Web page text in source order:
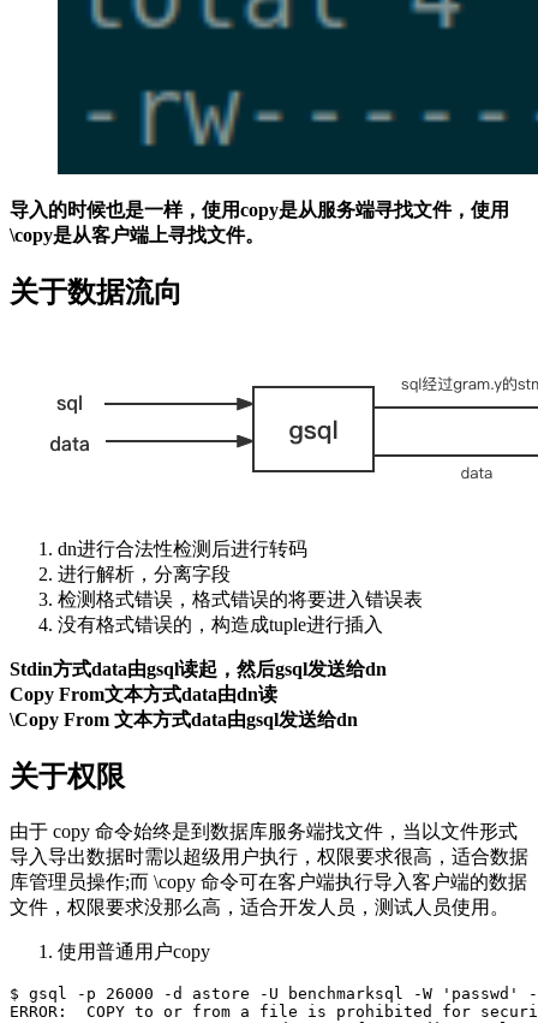
导入的时候也是一样，使用copy是从服务端寻找文件，使用
\copy是从客户端上寻找文件。
关于数据流向
dn进行合法性检测后进行转码
进行解析，分离字段
检测格式错误，格式错误的将要进入错误表
没有格式错误的，构造成tuple进行插入
Stdin方式data由gsql读起，然后gsql发送给dn
Copy From文本方式data由dn读
\Copy From 文本方式data由gsql发送给dn
关于权限
由于 copy 命令始终是到数据库服务端找文件，当以文件形式
导入导出数据时需以超级用户执行，权限要求很高，适合数据
库管理员操作;而 \copy 命令可在客户端执行导入客户端的数据
文件，权限要求没那么高，适合开发人员，测试人员使用。
使用普通用户copy
$ gsql -p 26000 -d astore -U benchmarksql -W
ERROR:  COPY to or from a file is prohibited for